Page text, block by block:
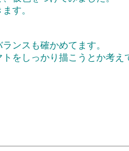
す。
ンスも確かめてます。
をしっかり描こうとか考え